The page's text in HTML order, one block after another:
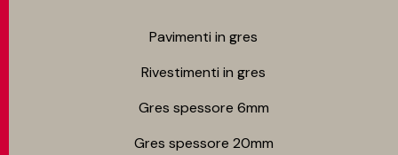
Pavimenti in gres
Rivestimenti in gres
Gres spessore 6mm
Gres spessore 20mm